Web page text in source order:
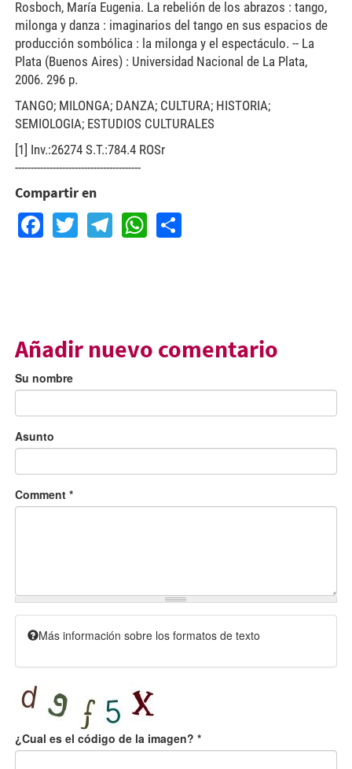
Rosboch, María Eugenia. La rebelión de los abrazos : tango,
milonga y danza : imaginarios del tango en sus espacios de
producción sombólica : la milonga y el espectáculo. -- La
Plata (Buenos Aires) : Universidad Nacional de La Plata,
2006. 296 p.
TANGO; MILONGA; DANZA; CULTURA; HISTORIA;
SEMIOLOGIA; ESTUDIOS CULTURALES
[1] Inv.:26274 S.T.:784.4 ROSr
----------------------------------------
Compartir en
Facebook
TwitterTelegram
WhatsApp
Share
Añadir nuevo comentario
Su nombre
Asunto
Comment *
Más información sobre los formatos de texto
¿Cual es el código de la imagen? *